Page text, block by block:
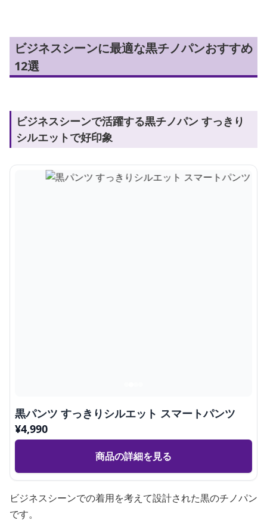
ビジネスシーンに最適な黒チノパンおすすめ
12選
ビジネスシーンで活躍する黒チノパン すっきり
シルエットで好印象
黒パンツ すっきりシルエット スマートパンツ
¥4,990
商品の詳細を見る
ビジネスシーンでの着用を考えて設計された黒のチノパン
です。